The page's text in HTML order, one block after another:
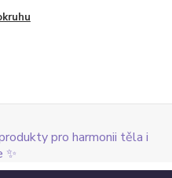
pro harmonii těla i
✨